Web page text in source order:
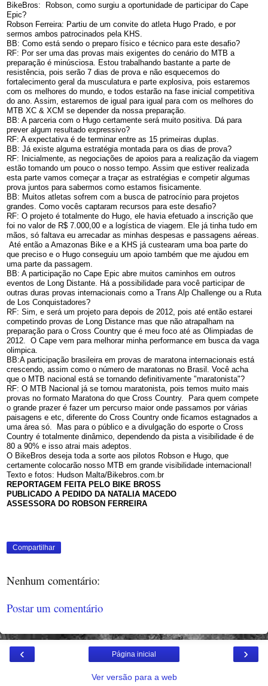
BikeBros: Robson, como surgiu a oportunidade de participar do Cape
Epic?
Robson Ferreira: Partiu de um convite do atleta Hugo Prado, e por
sermos ambos patrocinados pela KHS.
BB: Como está sendo o preparo físico e técnico para este desafio?
RF: Por ser uma das provas mais exigentes do cenário do MTB a
preparação é minúsciosa. Estou trabalhando bastante a parte de
resistência, pois serão 7 dias de prova e não esquecemos do
fortalecimento geral da musculatura e parte explosiva, pois estaremos
com os melhores do mundo, e todos estarão na fase inicial competitiva
do ano. Assim, estaremos de igual para igual para com os melhores do
MTB XC & XCM se depender da nossa preparação.
BB: A parceria com o Hugo certamente será muito positiva. Dá para
prever algum resultado expressivo?
RF: A expectativa é de terminar entre as 15 primeiras duplas.
BB: Já existe alguma estratégia montada para os dias de prova?
RF: Inicialmente, as negociações de apoios para a realização da viagem
estão tomando um pouco o nosso tempo. Assim que estiver realizada
esta parte vamos começar a traçar as estratégias e competir algumas
prova juntos para sabermos como estamos fisicamente.
BB: Muitos atletas sofrem com a busca de patrocínio para projetos
grandes. Como vocês captaram recursos para este desafio?
RF: O projeto é totalmente do Hugo, ele havia efetuado a inscrição que
foi no valor de R$ 7.000,00 e a logística de viagem. Ele já tinha tudo em
mãos, só faltava eu arrecadar as minhas despesas e passagens aéreas.
Até então a Amazonas Bike e a KHS já custearam uma boa parte do
que preciso e o Hugo conseguiu um apoio também que me ajudou em
uma parte da passagem.
BB: A participação no Cape Epic abre muitos caminhos em outros
eventos de Long Distante. Há a possibilidade para você participar de
outras duras provas internacionais como a Trans Alp Challenge ou a Ruta
de Los Conquistadores?
RF: Sim, e será um projeto para depois de 2012, pois até então estarei
competindo provas de Long Distance mas que não atrapalham na
preparação para o Cross Country que é meu foco até as Olimpiadas de
2012. O Cape vem para melhorar minha performance em busca da vaga
olimpica.
BB:A participação brasileira em provas de maratona internacionais está
crescendo, assim como o número de maratonas no Brasil. Você acha
que o MTB nacional está se tornando definitivamente "maratonista"?
RF: O MTB Nacional já se tornou maratonista, pois temos muito mais
provas no formato Maratona do que Cross Country. Para quem compete
o grande prazer é fazer um percurso maior onde passamos por várias
paisagens e etc, diferente do Cross Country onde ficamos estagnados a
uma área só. Mas para o público e a divulgação do esporte o Cross
Country é totalmente dinâmico, dependendo da pista a visibilidade é de
80 a 90% e isso atrai mais adeptos.
O BikeBros deseja toda a sorte aos pilotos Robson e Hugo, que
certamente colocarão nosso MTB em grande visibilidade internacional!
Texto e fotos: Hudson Malta/Bikebros.com.br
REPORTAGEM FEITA PELO BIKE BROSS
PUBLICADO A PEDIDO DA NATALIA MACEDO
ASSESSORA DO ROBSON FERREIRA
Compartilhar
Nenhum comentário:
Postar um comentário
‹ ›
Página inicial
Ver versão para a web